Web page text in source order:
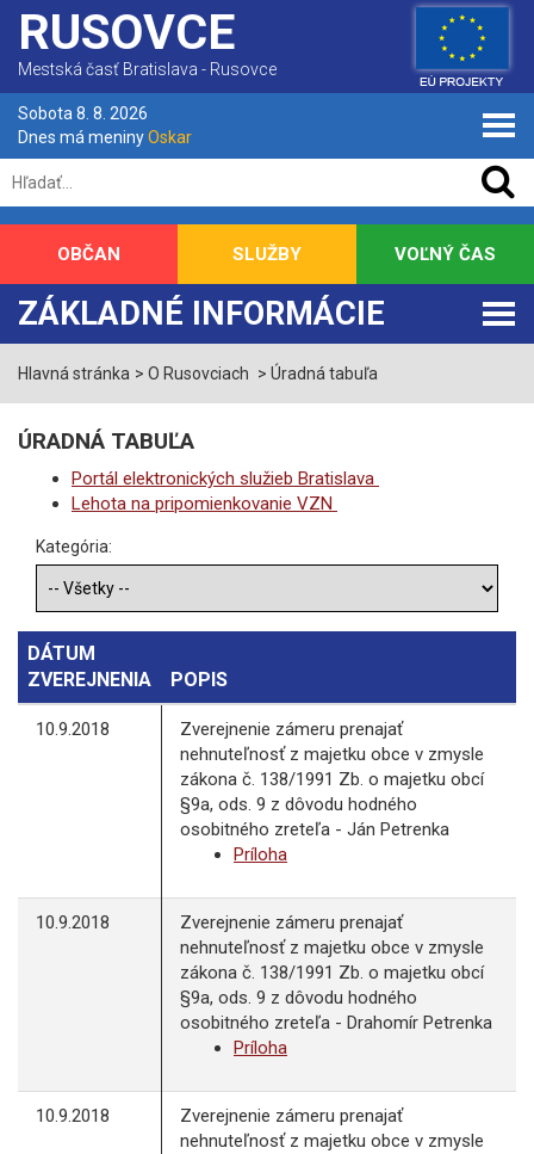
RUSOVCE
Mestská časť Bratislava - Rusovce
Sobota 8. 8. 2026
Dnes má meninyOskar
ZÁKLADNÉ INFORMÁCIE
OBČAN SLUŽBY VOĽNÝ ČAS
Hlavná stránka O Rusovciach Úradná tabuľa
ÚRADNÁ TABUĽA
Portál elektronických služieb Bratislava
Lehota na pripomienkovanie VZN
Kategória:
DÁTUM
ZVEREJNENIA
POPIS
10.9.2018
Zverejnenie zámeru prenajať
nehnuteľnosť z majetku obce v zmysle
zákona č. 138/1991 Zb. o majetku obcí
§9a, ods. 9 z dôvodu hodného
osobitného zreteľa - Ján Petrenka
Príloha
10.9.2018
Zverejnenie zámeru prenajať
nehnuteľnosť z majetku obce v zmysle
zákona č. 138/1991 Zb. o majetku obcí
§9a, ods. 9 z dôvodu hodného
osobitného zreteľa - Drahomír Petrenka
Príloha
10.9.2018
Zverejnenie zámeru prenajať
nehnuteľnosť z majetku obce v zmysle